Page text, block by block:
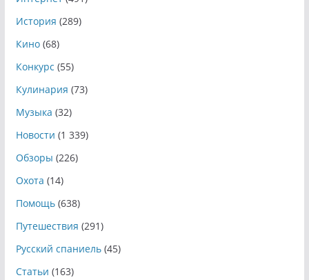
История (289)
Кино(68)
Конкурс (55)
Кулинария (73)
Музыка (32)
Новости (1 339)
Обзоры (226)
Охота (14)
Помощь(638)
Путешествия (291)
Русский спаниель(45)
Статьи (163)